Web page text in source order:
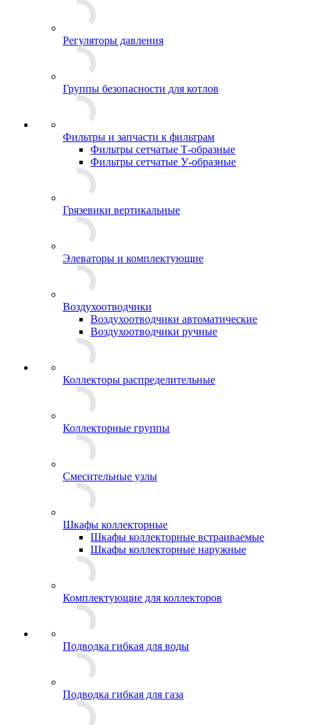
Регуляторы давления
Группы безопасности для котлов
Фильтры и запчасти к фильтрам
Фильтры сетчатые Т-образные
Фильтры сетчатые У-образные
Грязевики вертикальные
Элеваторы и комплектующие
Воздухоотводчики
Воздухоотводчики автоматические
Воздухоотводчики ручные
Коллекторы распределительные
Коллекторные группы
Смесительные узлы
Шкафы коллекторные
Шкафы коллекторные встраиваемые
Шкафы коллекторные наружные
Комплектующие для коллекторов
Подводка гибкая для воды
Подводка гибкая для газа